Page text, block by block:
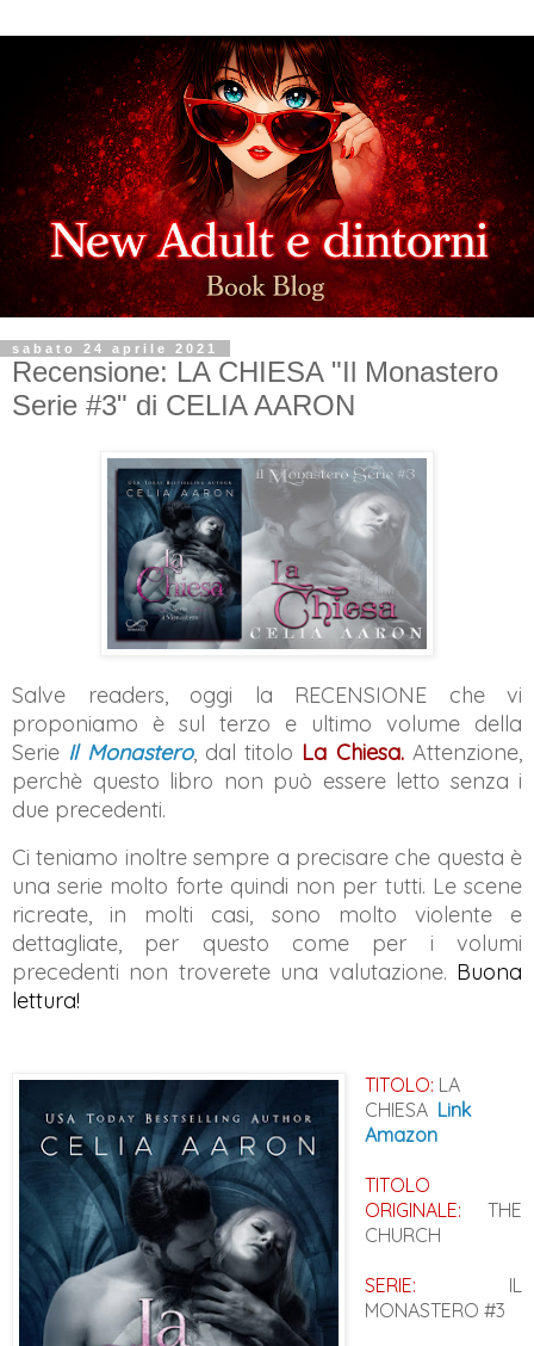
sabato 24 aprile 2021
Recensione: LA CHIESA "Il Monastero
Serie #3" di CELIA AARON
Salve readers, oggi la RECENSIONE che vi
proponiamo è sul terzo e ultimo volume della
Serie Il Monastero, dal titolo La Chiesa. Attenzione,
perchè questo libro non può essere letto senza i
due precedenti.
Ci teniamo inoltre sempre a precisare che questa è
una serie molto forte quindi non per tutti. Le scene
ricreate, in molti casi, sono molto violente e
dettagliate, per questo come per i volumi
precedenti non troverete una valutazione. Buona
lettura!
TITOLO: LA
CHIESA Link
Amazon
TITOLO
ORIGINALE: THE
CHURCH
SERIE: IL
MONASTERO #3